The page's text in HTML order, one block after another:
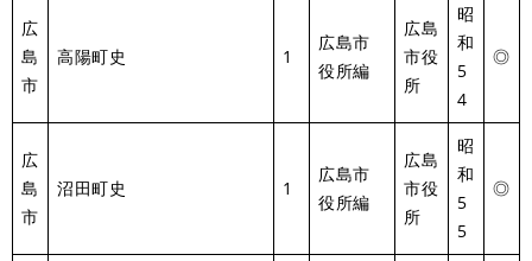
広
島
市
高陽町史 1
広島市
役所編
広島
市役
所
昭
和
5
4
◎
広
島
市
沼田町史 1
広島市
役所編
広島
市役
所
昭
和
5
5
◎